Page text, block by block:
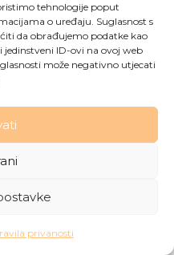
tehnologije poput
o uređaju. Suglasnost s
da obrađujemo podatke kao
ID-ovi na ovoj web
može negativno utjecati
privanosti
osobe Labin| Pravila
kolačića